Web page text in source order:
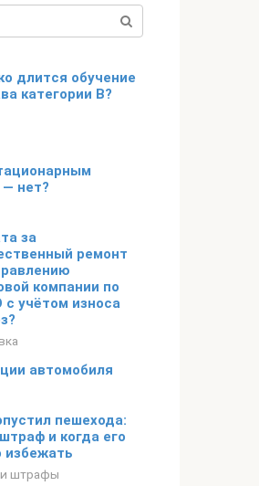
длится обучение
категории B?
нет?
за
ремонт
компании по
учётом износа
автомобиля
пешехода:
и когда его
избежать
и штрафы